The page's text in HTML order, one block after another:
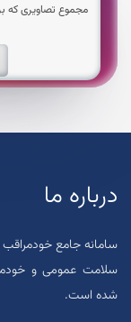
مجموع تصاویری که
درباره ما
سامانه جامع
سلامت عمومی و
شده است.